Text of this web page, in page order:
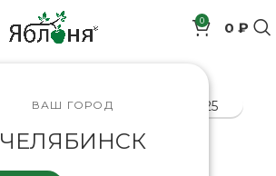
0
позиций0 ₽
ВАШ ГОРОД
ЧЕЛЯБИНСК
8-800-200-70-25